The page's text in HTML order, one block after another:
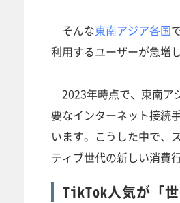
そんな東南アジア各国
利用するユーザーが急増
2023年時点で、東南ア
要なインターネット接続
います。こうした中で、
ティブ世代の新しい消費
TikTok人気が「